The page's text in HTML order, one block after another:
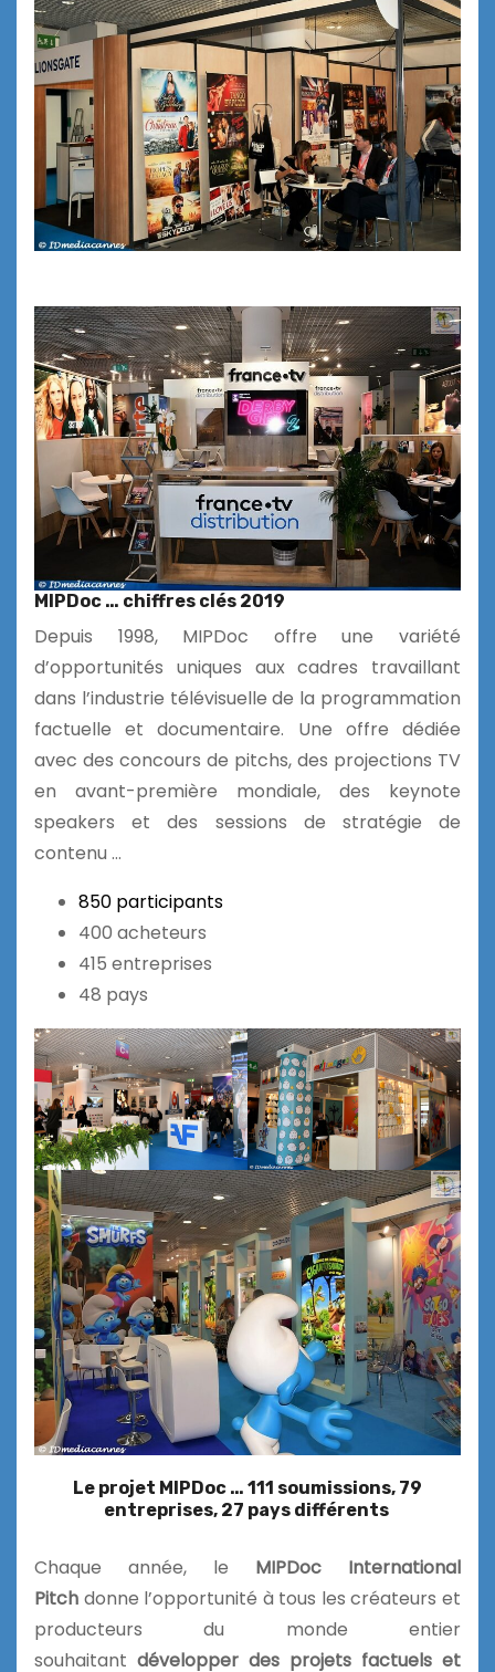
MIPDoc … chiffres clés 2019
Depuis 1998, MIPDoc offre une variété
d’opportunités uniques aux cadres travaillant
dans l’industrie télévisuelle de la programmation
factuelle et documentaire. Une offre dédiée
avec des concours de pitchs, des projections TV
en avant-première mondiale, des keynote
speakers et des sessions de stratégie de
contenu …
850 participants
400 acheteurs
415 entreprises
48 pays
Le projet MIPDoc … 111 soumissions, 79
entreprises, 27 pays différents
Chaque année, le MIPDoc International
Pitch donne l’opportunité à tous les créateurs et
producteurs du monde entier
souhaitant développer des projets factuels et